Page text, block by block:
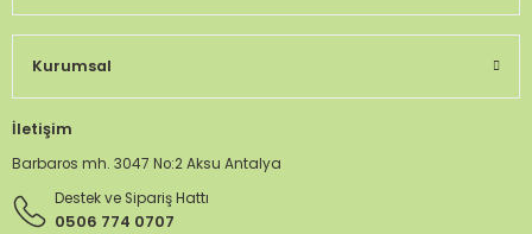
Kurumsal
İletişim
Barbaros mh. 3047 No:2 Aksu Antalya
Destek ve Sipariş Hattı
0506 774 0707